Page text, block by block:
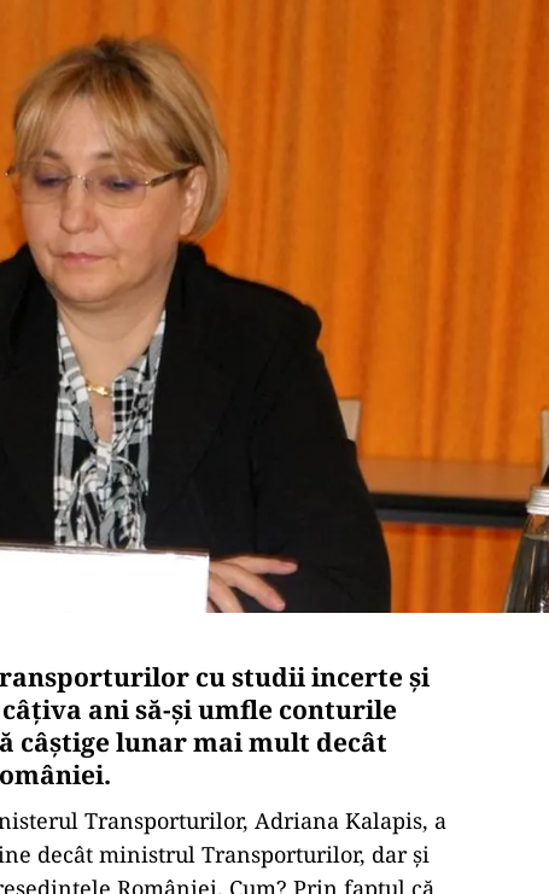
cu studii incerte și
ani să-și umfle conturile
câștige lunar mai mult decât
Transporturilor, Adriana Kalapis, a
decât ministrul Transporturilor, dar și
României. Cum? Prin faptul că